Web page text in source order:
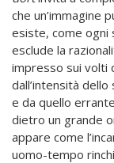
che un’immagine
esiste, come ogni
esclude la
impresso sui volti
dall’intensità
e da quello
dietro un grande
appare come
uomo-tempo